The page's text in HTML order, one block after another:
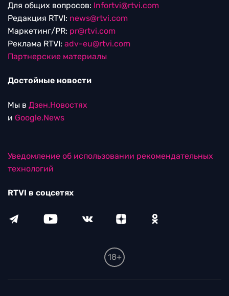
Для общих вопросов: Infortvi@rtvi.com
Редакция RTVI: news@rtvi.com
Маркетинг/PR: pr@rtvi.com
Реклама RTVI: adv-eu@rtvi.com
Партнерские материалы
Достойные новости
Мы в Дзен.Новостях
и Google.News
Уведомление об использовании рекомендательных
технологий
RTVI в соцсетях
18+